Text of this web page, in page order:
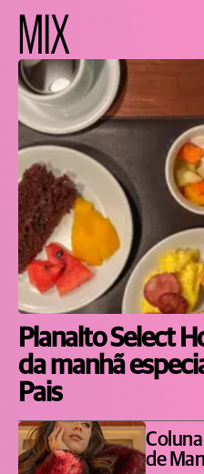
MIX
Planalto Select
da manhã
Pais
Coluna
de